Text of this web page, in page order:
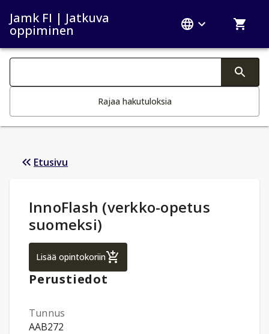
Jamk FI | Jatkuva
oppiminen
Haku kategoriat
Rajaa hakutuloksia
Etusivu
Opintotiedot:
InnoFlash (verkko-opetus
suomeksi)
Lisää opintokoriinInnoFlash (verkko-opetus suomeksi)
Perustiedot
Tunnus
AAB272